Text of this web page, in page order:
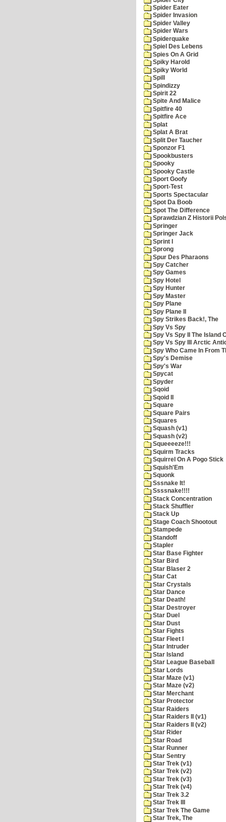
Spider Eater
Spider Invasion
Spider Valley
Spider Wars
Spiderquake
Spiel Des Lebens
Spies On A Grid
Spiky Harold
Spiky World
Spill
Spindizzy
Spirit 22
Spite And Malice
Spitfire 40
Spitfire Ace
Splat
Splat A Brat
Split Der Taucher
Sponzor F1
Spookbusters
Spooky
Spooky Castle
Sport Goofy
Sport-Test
Sports Spectacular
Spot Da Boob
Spot The Difference
Sprawdzian Z Historii
Springer
Springer Jack
Sprint I
Sprong
Spur Des Pharaons
Spy Catcher
Spy Games
Spy Hotel
Spy Hunter
Spy Master
Spy Plane
Spy Plane II
Spy Strikes Back!, The
Spy Vs Spy
Spy Vs Spy II The Island
Spy Vs Spy III Arctic
Spy Who Came In From
Spy's Demise
Spy's War
Spycat
Spyder
Sqoid
Sqoid II
Square
Square Pairs
Squares
Squash (v1)
Squash (v2)
Squeeeeze!!!
Squirm Tracks
Squirrel On A Pogo Stick
Squish'Em
Squonk
Sssnake It!
Ssssnake!!!!
Stack Concentration
Stack Shuffler
Stack Up
Stage Coach Shootout
Stampede
Standoff
Stapler
Star Base Fighter
Star Bird
Star Blaser 2
Star Cat
Star Crystals
Star Dance
Star Death!
Star Destroyer
Star Duel
Star Dust
Star Fights
Star Fleet I
Star Intruder
Star Island
Star League Baseball
Star Lords
Star Maze (v1)
Star Maze (v2)
Star Merchant
Star Protector
Star Raiders
Star Raiders II (v1)
Star Raiders II (v2)
Star Rider
Star Road
Star Runner
Star Sentry
Star Trek (v1)
Star Trek (v2)
Star Trek (v3)
Star Trek (v4)
Star Trek 3.2
Star Trek III
Star Trek The Game
Star Trek, The